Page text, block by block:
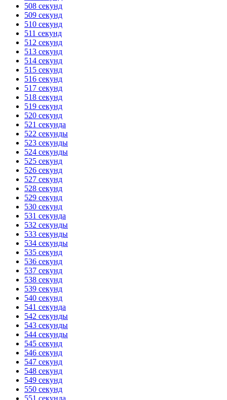
508 секунд
509 секунд
510 секунд
511 секунд
512 секунд
513 секунд
514 секунд
515 секунд
516 секунд
517 секунд
518 секунд
519 секунд
520 секунд
521 секунда
522 секунды
523 секунды
524 секунды
525 секунд
526 секунд
527 секунд
528 секунд
529 секунд
530 секунд
531 секунда
532 секунды
533 секунды
534 секунды
535 секунд
536 секунд
537 секунд
538 секунд
539 секунд
540 секунд
541 секунда
542 секунды
543 секунды
544 секунды
545 секунд
546 секунд
547 секунд
548 секунд
549 секунд
550 секунд